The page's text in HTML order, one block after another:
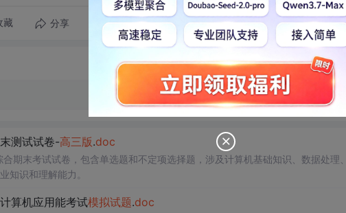
藏 分享 转发到动态 举报
切
测试试卷-高三版.doc
合期末考试试卷，包含单选题和不定项选择题，涉及计算机基础知识、数据处理
知识和理解能力。
算机应用能考试模拟试题.doc